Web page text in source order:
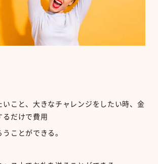
いこと、大きなチャレンジをしたい時、金
るだけで費用
ことができる。